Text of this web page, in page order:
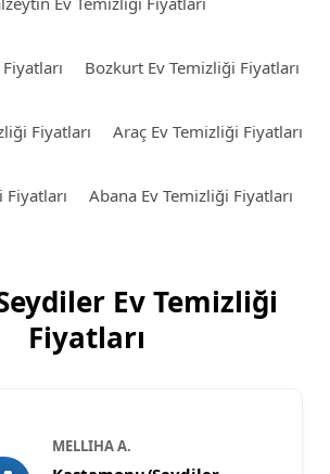
Bozkurt Ev Temizliği Fiyatları
Fiyatları Araç Ev Temizliği Fiyatları
Fiyatları Abana Ev Temizliği Fiyatları
Ev Temizliği
Fiyatları
MELLIHA A.